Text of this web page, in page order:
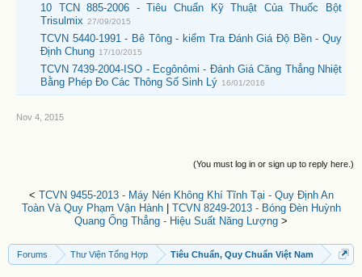
10 TCN 885-2006 - Tiêu Chuẩn Kỹ Thuật Của Thuốc Bột
Trisulmix 27/09/2015
TCVN 5440-1991 - Bê Tông - kiểm Tra Đánh Giá Độ Bền - Quy
Định Chung 17/10/2015
TCVN 7439-2004-ISO - Ecgônômi - Đánh Giá Căng Thẳng Nhiệt
Bằng Phép Đo Các Thông Số Sinh Lý 16/01/2016
Nov 4, 2015
(You must log in or sign up to reply here.)
< TCVN 9455-2013 - Máy Nén Không Khí Tĩnh Tại - Quy Định An
Toàn Và Quy Phạm Vận Hành| TCVN 8249-2013 - Bóng Đèn Huỳnh
Quang Ống Thẳng - Hiệu Suất Năng Lượng >
Forums Thư Viện Tổng Hợp Tiêu Chuẩn, Quy Chuẩn Việt Nam